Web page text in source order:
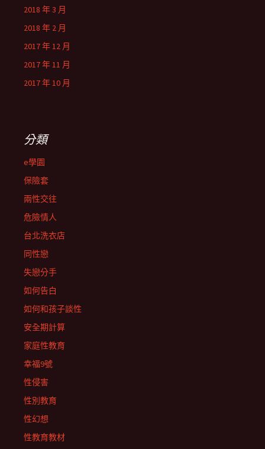
2018 年 3 月
2018 年 2 月
2017 年 12 月
2017 年 11 月
2017 年 10 月
分類
e學園
保險套
兩性交往
危險情人
台北洗衣店
同性戀
失戀分手
如何告白
如何和孩子談性
安全期計算
家庭性教育
幸福9號
性侵害
性別教育
性幻想
性教育教材